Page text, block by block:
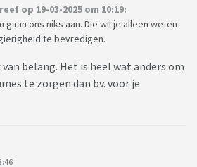
op 19-03-2025 om 10:19:
gaan ons niks aan. Die wil je alleen weten
te bevredigen.
belang. Het is heel wat anders om
te zorgen dan bv. voor je